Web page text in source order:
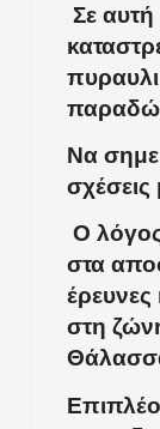
Σε
Να
σχέσεις
Ο λόγος
στα
στη